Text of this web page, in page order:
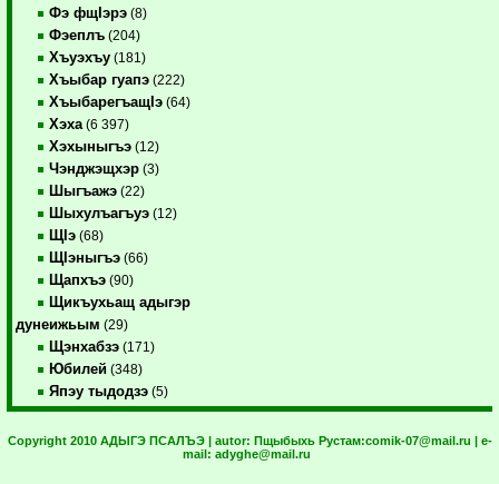
Фэ фщIэрэ (8)
Фэеплъ (204)
Хъуэхъу (181)
Хъыбар гуапэ (222)
ХъыбарегъащIэ (64)
Хэха (6 397)
Хэхыныгъэ (12)
Чэнджэщхэр (3)
Шыгъажэ (22)
Шыхулъагъуэ (12)
ЩIэ (68)
ЩIэныгъэ (66)
Щапхъэ (90)
Щикъухьащ адыгэр
дунеижьым (29)
Щэнхабзэ (171)
Юбилей (348)
Япэу тыдодзэ (5)
Copyright 2010 АДЫГЭ ПСАЛЪЭ | autor: Пщыбыхь Рустам:comik-07@mail.ru | e-
mail: adyghe@mail.ru